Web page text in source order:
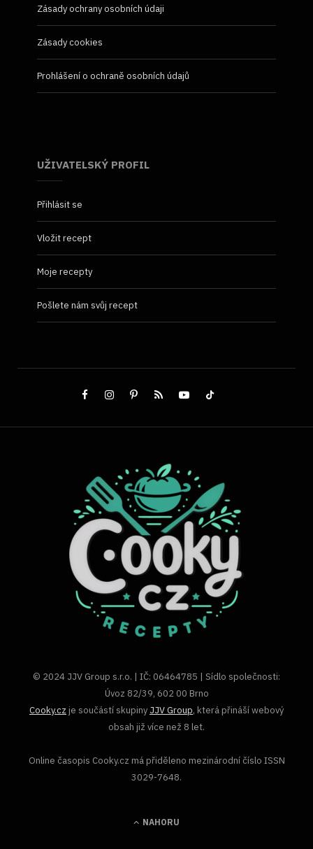
Zásady ochrany osobních údaji
Zásady cookies
Prohlášení o ochraně osobních údajů
UŽIVATELSKÝ PROFIL
Přihlásit se
Vložit recept
Moje recepty
Pošlete nám svůj recept
© 2024 JJV Group s.r.o. | IČ: 06464785 | Sídlo společnosti:
Úvoz 82/39, 602 00 Brno
Cooky.cz je součástí skupiny JJV Group, která přináší webový
obsah již více než 8 let.
Online časopis Cooky.cz má přiděleno mezinárodní číslo ISSN
3029-7648.
NAHORU